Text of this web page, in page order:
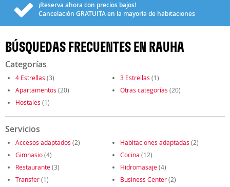
¡Reserva ahora con precios bajos!
Cancelación GRATUITAen la mayoría de habitaciones
BÚSQUEDAS FRECUENTES EN RAUHA
Categorías
4 Estrellas (3) 3 Estrellas (1)
Apartamentos (20) Otras categorías (20)
Hostales (1)
Servicios
Accesos adaptados (2) Habitaciones adaptadas (2)
Gimnasio(4) Cocina (12)
Restaurante(3) Hidromasaje(4)
Transfer(1) Business Center(2)